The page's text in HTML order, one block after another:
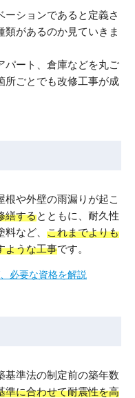
ションであると定義さ
類があるのか見ていきま
パート、倉庫などを丸ご
所ごとでも改修工事が成
や外壁の雨漏りが起こ
繕するとともに、耐久性
など、 これまでよりも
ような工事です。
必要な資格を解説
基準法の制定前の築年数
準に合わせて耐震性を高